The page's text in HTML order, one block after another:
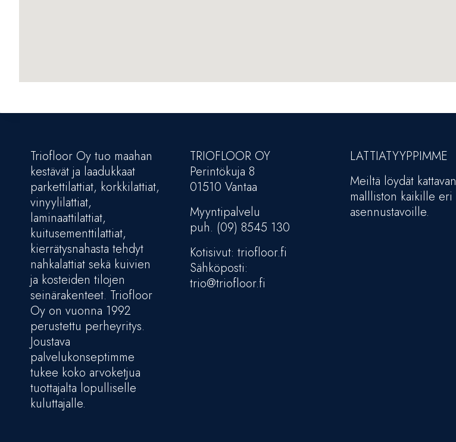
Triofloor Oy tuo maahan
kestävät ja laadukkaat
parkettilattiat, korkkilattiat,
vinyylilattiat,
laminaattilattiat,
kuitusementtilattiat,
kierrätysnahasta tehdyt
nahkalattiat sekä kuivien
ja kosteiden tilojen
seinärakenteet. Triofloor
Oy on vuonna 1992
perustettu perheyritys.
Joustava
palvelukonseptimme
tukee koko arvoketjua
tuottajalta lopulliselle
kuluttajalle.
TRIOFLOOR OY
Perintökuja 8
01510 Vantaa
Myyntipalvelu
puh. (09) 8545 130
Kotisivut: triofloor.fi
Sähköposti:
trio@triofloor.fi
LATTIATYYPPIMME
Meiltä löydät kattavan
mallliston kaikille eri
asennustavoille.